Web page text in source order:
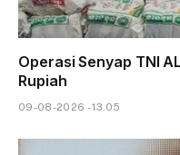
Operasi Senyap TNI
Rupiah
09-08-2026 - 13.05